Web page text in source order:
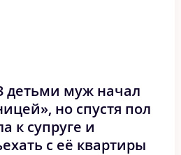
детьми муж начал
но спустя пол
к супруге и
с её квартиры